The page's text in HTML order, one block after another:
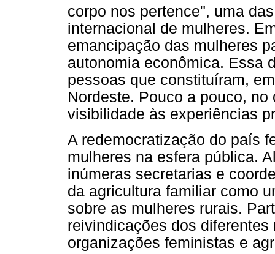
corpo nos pertence", uma
internacional de mulheres.
emancipação das mulheres
autonomia econômica. Essa
pessoas que constituíram,
Nordeste. Pouco a pouco,
visibilidade às experiências
A redemocratização do país
mulheres na esfera pública.
inúmeras secretarias e
da agricultura familiar como
sobre as mulheres rurais.
reivindicações dos
organizações feministas e